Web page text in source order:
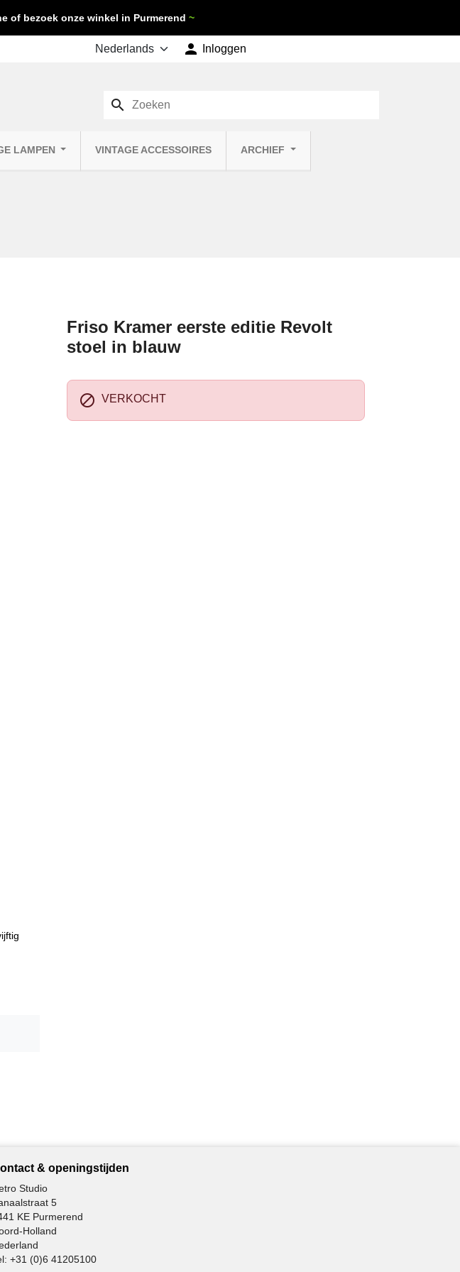
of bezoek onze winkel in Purmerend ~
 Inloggen
LAMPEN VINTAGE ACCESSOIRES ARCHIEF
search
Friso Kramer eerste editie Revolt
stoel in blauw
 VERKOCHT
& openingstijden
Studio
5
KE Purmerend
Holland
+31 (0)6 41205100